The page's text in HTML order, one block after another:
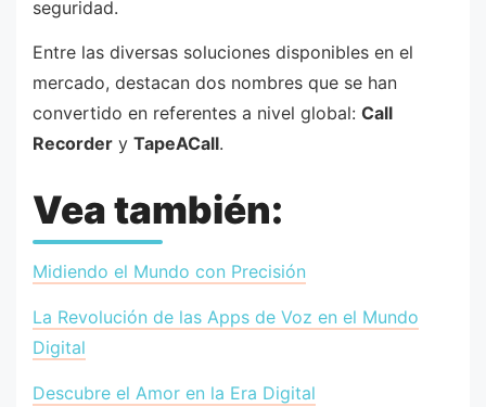
seguridad.
Entre las diversas soluciones disponibles en el
mercado, destacan dos nombres que se han
convertido en referentes a nivel global: Call
Recorder y TapeACall.
Vea también:
Midiendo el Mundo con Precisión
La Revolución de las Apps de Voz en el Mundo
Digital
Descubre el Amor en la Era Digital